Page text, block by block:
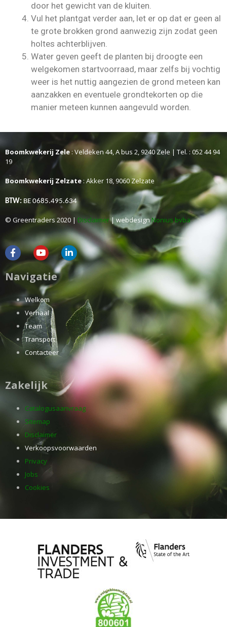
door het gewicht van de kluiten.
Vul het plantgat verder aan, let er op dat er geen al
te grote brokken grond aanwezig zijn zodat geen
holtes achterblijven.
Water geven geeft de planten bij droogte een
welgekomen startvoorraad, maar zelfs bij vochtig
weer is het nuttig aangezien de grond meteen kan
aanzakken en eventuele grondtekorten op die
manier meteen kunnen aangevuld worden.
Boomkwekerij Zele: Veldeken 44, A bus 2, 9240 Zele | Tel. : 052 44 94
19
Boomkwekerij Zelzate : Akker 18, 9060 Zelzate
BTW: BE 0685.495.634
© Greentraders 2020 | Disclaimer| webdesignNonius bvba
Navigatie
Welkom
Verhaal
Team
Transport
Contacteer
Zakelijk
Catalogusaanvraag
Sitemap
Disclaimer
Verkoopsvoorwaarden
Privacy
Jobs
Cookies